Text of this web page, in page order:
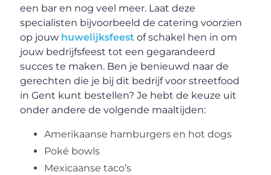
een bar en nog veel meer. Laat deze
specialisten bijvoorbeeld de catering voorzien
op jouw huwelijksfeest of schakel hen in om
jouw bedrijfsfeest tot een gegarandeerd
succes te maken. Ben je benieuwd naar de
gerechten die je bij dit bedrijf voor streetfood
in Gent kunt bestellen? Je hebt de keuze uit
onder andere de volgende maaltijden:
Amerikaanse hamburgers en hot dogs
Poké bowls
Mexicaanse taco’s